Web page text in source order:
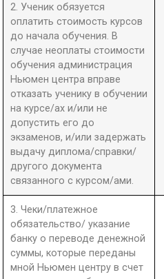
2. Ученик обязуется
оплатить стоимость курсов
до начала обучения. В
случае неоплаты стоимости
обучения администрация
Ньюмен центра вправе
отказать ученику в обучении
на курсе/ах и/или не
допустить его до
экзаменов, и/или задержать
выдачу диплома/справки/
другого документа
связанного с курсом/ами.
3. Чеки/платежное
обязательство/ указание
банку о переводе денежной
суммы, которые переданы
мной Ньюмен центру в счет